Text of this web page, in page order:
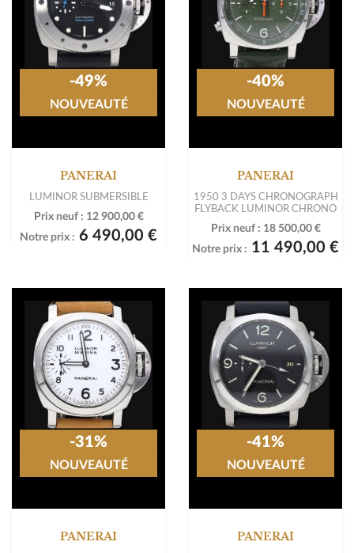
PANERAI
LUMINOR SUBMERSIBLE
Prix neuf : 12 900,00 €
Notre prix : 6 490,00 €
-49%
NOUVEAUTÉ
PANERAI
1950 3 DAYS CHRONOGRAPH
FLYBACK LUMINOR CHRONO
Prix neuf : 18 500,00 €
Notre prix : 11 490,00 €
-40%
NOUVEAUTÉ
PANERAI
-31%
NOUVEAUTÉ
PANERAI
-41%
NOUVEAUTÉ